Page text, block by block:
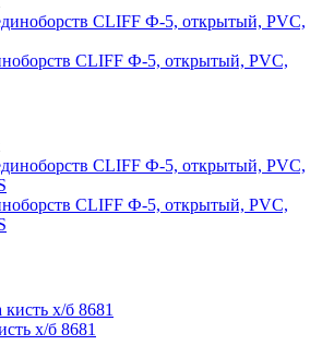
CLIFF Ф-5, открытый, PVC,
CLIFF Ф-5, открытый, PVC,
х/б 8681